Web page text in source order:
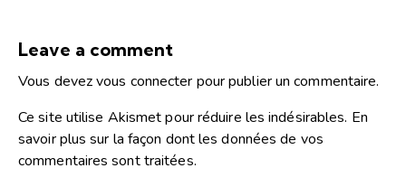
Leave a comment
Vous devezvous connecter pour publier un commentaire.
Ce site utilise Akismet pour réduire les indésirables. En
savoir plus sur la façon dont les données de vos
commentaires sont traitées.